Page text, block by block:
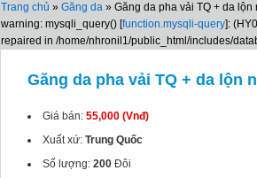
Trang chủ » Găng da » Găng da pha vải TQ + da lộn
warning: mysqli_query() [function.mysqli-query]:
repaired in /home/nhronil1/public_html/includes/
Găng da pha vải TQ + da lộn
Giá bán: 55,000 (Vnđ)
Xuất xứ: Trung Quốc
Số lượng: 200 Đôi